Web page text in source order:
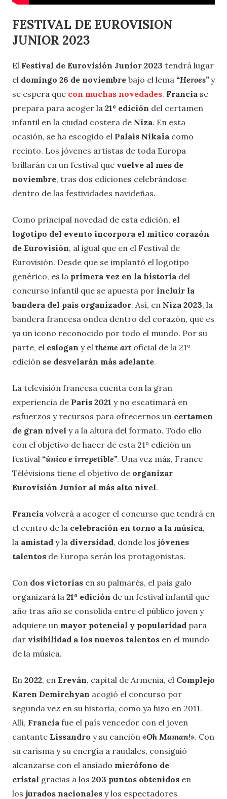
FESTIVAL DE EUROVISION
JUNIOR 2023
El Festival de Eurovisión Junior 2023 tendrá lugar
el domingo 26 de noviembre bajo el lema “Heroes”y
se espera que con muchas novedades. Francia se
prepara para acoger la 21º edición del certamen
infantil en la ciudad costera de Niza. En esta
ocasión, se ha escogido el Palais Nikaïa como
recinto. Los jóvenes artistas de toda Europa
brillarán en un festival que vuelve al mes de
noviembre, tras dos ediciones celebrándose
dentro de las festividades navideñas.
Como principal novedad de esta edición, el
logotipo del evento incorpora el mítico corazón
de Eurovisión, al igual que en el Festival de
Eurovisión. Desde que se implantó el logotipo
genérico, es la primera vez en la historia del
concurso infantil que se apuesta por incluir la
bandera del país organizador. Así, en Niza 2023, la
bandera francesa ondea dentro del corazón, que es
ya un icono reconocido por todo el mundo. Por su
parte, el eslogan y el theme art oficial de la 21º
edición se desvelarán más adelante.
La televisión francesa cuenta con la gran
experiencia de París 2021 y no escatimará en
esfuerzos y recursos para ofrecernos un certamen
de gran nivel y a la altura del formato. Todo ello
con el objetivo de hacer de esta 21º edición un
festival “único e irrepetible”. Una vez más, France
Télévisions tiene el objetivo de organizar
Eurovisión Junior al más alto nivel.
Francia volverá a acoger el concurso que tendrá en
el centro de la celebración en torno a la música,
la amistad y la diversidad, donde los jóvenes
talentos de Europa serán los protagonistas.
Con dos victorias en su palmarés, el país galo
organizará la 21º edición de un festival infantil que
año tras año se consolida entre el público joven y
adquiere un mayor potencial y popularidad para
dar visibilidad a los nuevos talentos en el mundo
de la música.
En 2022, en Ereván, capital de Armenia, el Complejo
Karen Demirchyan acogió el concurso por
segunda vez en su historia, como ya hizo en 2011.
Allí, Francia fue el país vencedor con el joven
cantante Lissandro y su canción «Oh Maman!». Con
su carisma y su energía a raudales, consiguió
alcanzarse con el ansiado micrófono de
cristal gracias a los 203 puntos obtenidos en
los jurados nacionales y los espectadores